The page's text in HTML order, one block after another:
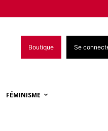
Boutique Se
FÉMINISME